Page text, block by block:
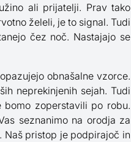
ali prijatelji. Prav tako
želeli, je to signal. Tudi
čez noč. Nastajajo se
obnašalne vzorce.
neprekinjenih sejah. Tudi
bomo zoperstavili po robu.
seznanimo na orodja za
Naš pristop je podpirajoč in